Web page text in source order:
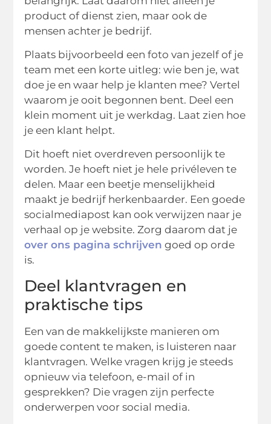
product of dienst zien, maar ook de
mensen achter je bedrijf.
Plaats bijvoorbeeld een foto van jezelf of je
team met een korte uitleg: wie ben je, wat
doe je en waar help je klanten mee? Vertel
waarom je ooit begonnen bent. Deel een
klein moment uit je werkdag. Laat zien hoe
je een klant helpt.
Dit hoeft niet overdreven persoonlijk te
worden. Je hoeft niet je hele privéleven te
delen. Maar een beetje menselijkheid
maakt je bedrijf herkenbaarder. Een goede
socialmediapost kan ook verwijzen naar je
verhaal op je website. Zorg daarom dat je
over ons pagina schrijven goed op orde
is.
Deel klantvragen en
praktische tips
Een van de makkelijkste manieren om
goede content te maken, is luisteren naar
klantvragen. Welke vragen krijg je steeds
opnieuw via telefoon, e-mail of in
gesprekken? Die vragen zijn perfecte
onderwerpen voor social media.